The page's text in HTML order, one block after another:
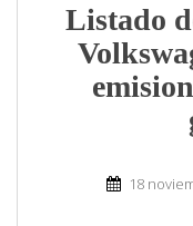
Listado
18